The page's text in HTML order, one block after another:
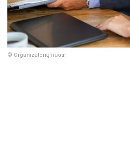
© Organizatorių nuotr.